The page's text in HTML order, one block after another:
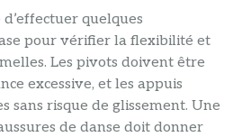
quelques
pour vérifier la flexibilité et
Les pivots doivent être
excessive, et les appuis
sans risque de glissement. Une
de danse doit donner